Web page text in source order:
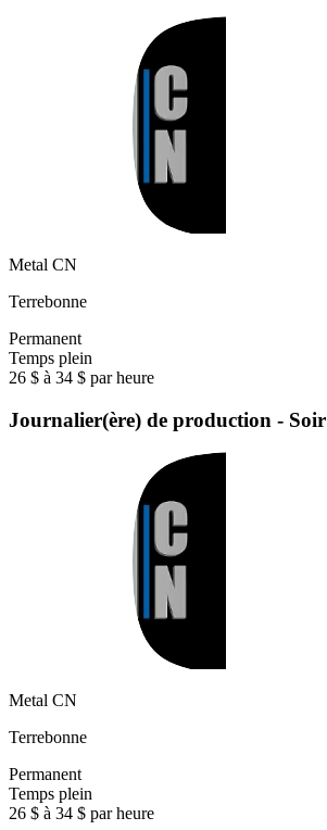
Metal CN
Terrebonne
Permanent
Temps plein
26 $ à 34 $ par heure
Journalier(ère) de production - Soir
Metal CN
Terrebonne
Permanent
Temps plein
26 $ à 34 $ par heure